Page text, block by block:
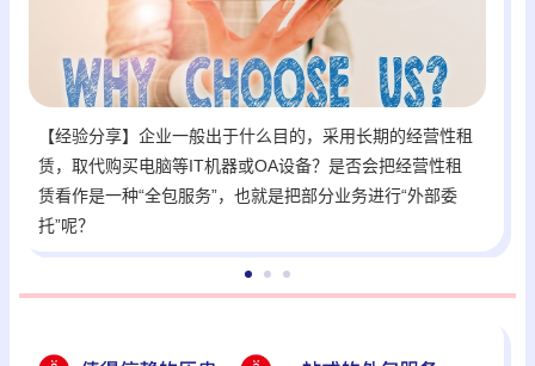
【经验分享】企业一般出于什么目的，采用长期的经营性租
赁，取代购买电脑等IT机器或OA设备？是否会把经营性租
赁看作是一种“全包服务”，也就是把部分业务进行“外部委
托”呢？